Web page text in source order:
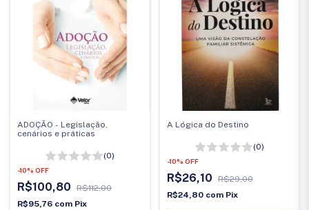
ADOÇÃO - Legislação,
cenários e práticas
(0)
-10% OFF
R$100,80
R$112,00
R$95,76 com Pix
A Lógica do Destino
(0)
-10% OFF
R$26,10
R$29,00
R$24,80 com Pix